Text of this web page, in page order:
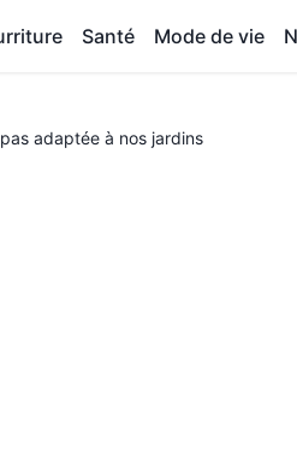
Santé Mode de vie
adaptée à nos jardins